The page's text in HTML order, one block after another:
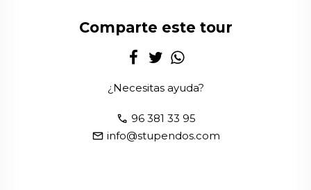
Comparte este tour
¿Necesitas ayuda?
call 96 381 33 95
email info@stupendos.com